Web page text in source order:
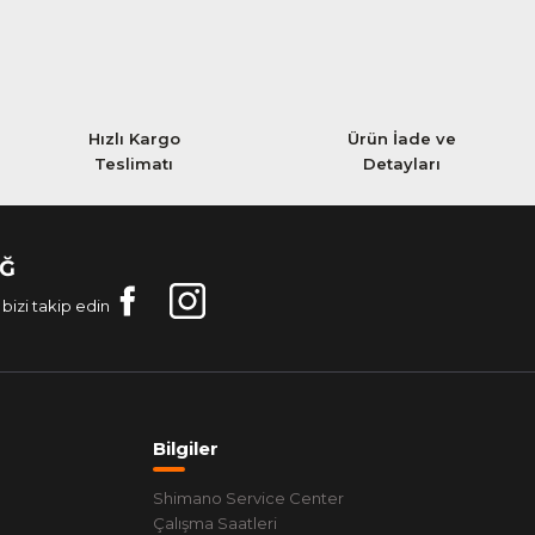
Hızlı Kargo
Teslimatı
Ürün İade ve
Detayları
takip edin
Bilgiler
Shimano Service Center
Çalışma Saatleri